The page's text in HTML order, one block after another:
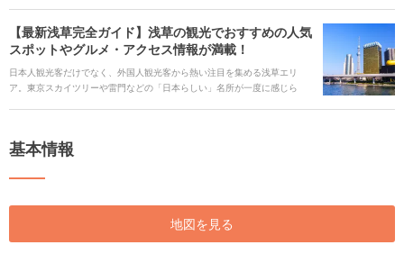
ろいっぱいの浅草寺の魅力をご紹介します。 ## 音声ガイド
[spotify:id:7hZFgpcwkvj2k3eqLl4ezO] [keyword_link:浅草寺の御朱
じ|https://haveagood.holiday/articles/1131] [keyword_link:浅草寺のアクセ
ス|https://haveagood.holiday/articles/1117] [keyword_link:浅草寺のお守
り|https://haveagood.holiday/articles/1132] [keyword_link:浅草寺の初
門|https://haveagood.holiday/articles/1151] [keyword_link:浅草寺の
Q&A|https://haveagood.holiday/articles/1142]
【最新浅草完全ガイド】浅草の観光でおすすめの人気
スポットやグルメ・アクセス情報が満載！
日本人観光客だけでなく、外国人観光客から熱い注目を集める浅草エリ
ア。東京スカイツリーや雷門などの「日本らしい」名所が一度に感じら
いたします！
基本情報
地図を見る